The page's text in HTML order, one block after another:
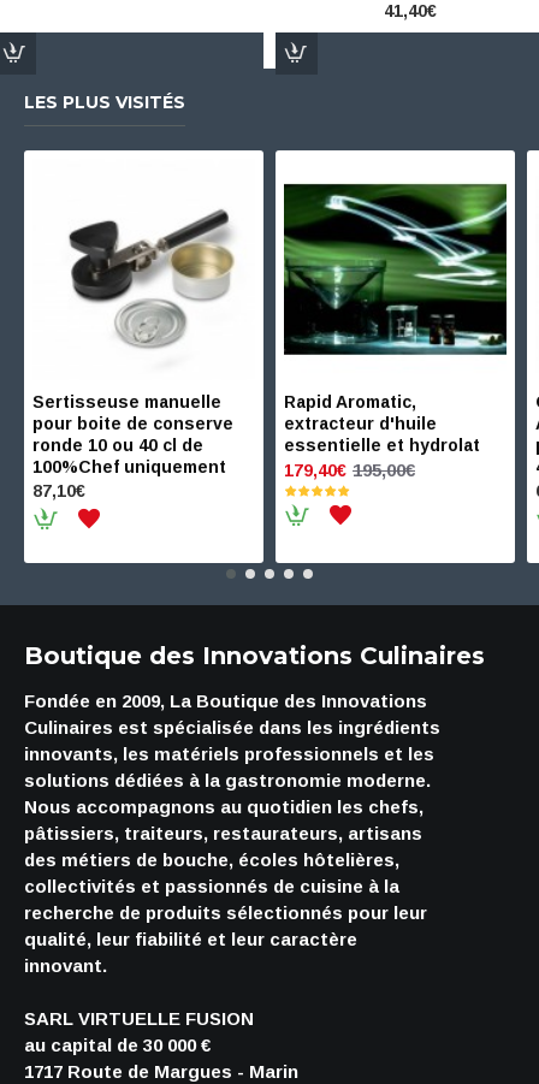
41,40€
LES PLUS VISITÉS
Sertisseuse manuelle
pour boite de conserve
ronde 10 ou 40 cl de
100%Chef uniquement
87,10€
Rapid Aromatic,
extracteur d'huile
essentielle et hydrolat
179,40€ 195,00€
Boutique des Innovations Culinaires
Fondée en 2009, La Boutique des Innovations
Culinaires est spécialisée dans les ingrédients
innovants, les matériels professionnels et les
solutions dédiées à la gastronomie moderne.
Nous accompagnons au quotidien les chefs,
pâtissiers, traiteurs, restaurateurs, artisans
des métiers de bouche, écoles hôtelières,
collectivités et passionnés de cuisine à la
recherche de produits sélectionnés pour leur
qualité, leur fiabilité et leur caractère
innovant.
SARL VIRTUELLE FUSION
au capital de 30 000 €
1717 Route de Margues - Marin